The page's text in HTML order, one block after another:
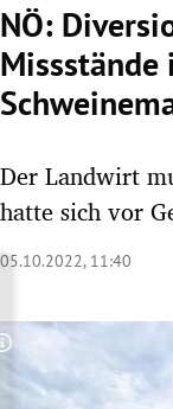
Untermenü
Untermenü
NÖ:
Missstände
Der Landwirt
hatte sich vor
05.10.2022, 11:40
Copyright-Hinweis